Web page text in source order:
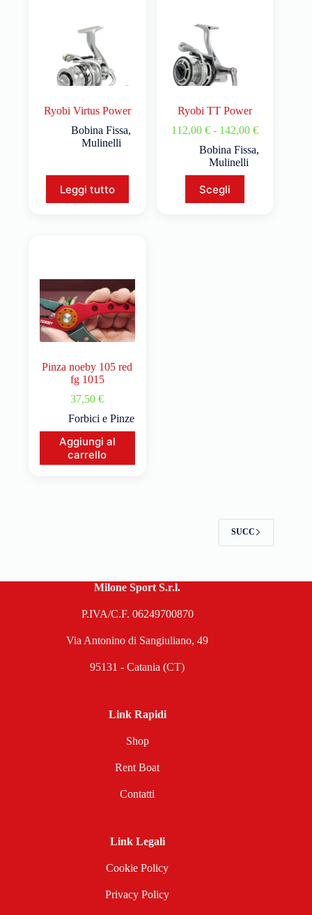
Ryobi Virtus Power
Bobina Fissa,
Mulinelli
Leggi tutto
Ryobi TT Power
112,00€ - 142,00€
Bobina Fissa,
Mulinelli
Scegli
Pinza noeby 105 red
fg 1015
37,50€
Forbici e Pinze
Aggiungi al
carrello
SUCC
Milone Sport S.r.l.
P.IVA/C.F. 06249700870
Via Antonino di Sangiuliano, 49
95131 - Catania (CT)
Link Rapidi
Shop
Rent Boat
Contatti
Link Legali
Cookie Policy
Privacy Policy